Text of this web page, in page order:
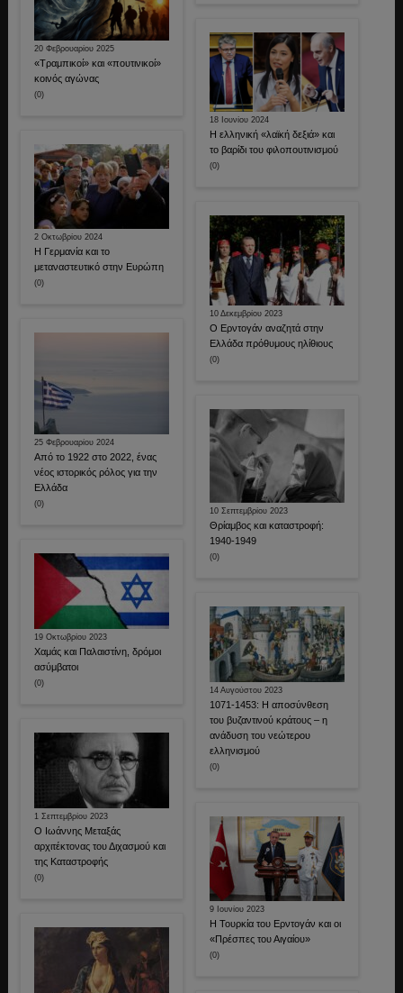
20 Φεβρουαρίου 2025
«Τραμπικοί» και «πουτινικοί»
κοινός αγώνας
(0)
2 Οκτωβρίου 2024
Η Γερμανία και το
μεταναστευτικό στην Ευρώπη
(0)
25 Φεβρουαρίου 2024
Από το 1922 στο 2022, ένας
νέος ιστορικός ρόλος για την
Ελλάδα
(0)
19 Οκτωβρίου 2023
Χαμάς και Παλαιστίνη, δρόμοι
ασύμβατοι
(0)
1 Σεπτεμβρίου 2023
Ο Ιωάννης Μεταξάς
αρχιτέκτονας του Διχασμού και
της Καταστροφής
(0)
18 Ιουνίου 2024
Η ελληνική «λαϊκή δεξιά» και
το βαρίδι του φιλοπουτινισμού
(0)
10 Δεκεμβρίου 2023
Ο Ερντογάν αναζητά στην
Ελλάδα πρόθυμους ηλίθιους
(0)
10 Σεπτεμβρίου 2023
Θρίαμβος και καταστροφή:
1940-1949
(0)
14 Αυγούστου 2023
1071-1453: Η αποσύνθεση
του βυζαντινού κράτους – η
ανάδυση του νεώτερου
ελληνισμού
(0)
9 Ιουνίου 2023
Η Τουρκία του Ερντογάν και οι
«Πρέσπες του Αιγαίου»
(0)